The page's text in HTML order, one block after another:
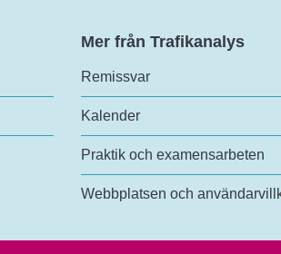
Mer från Trafikanalys
Remissvar
Kalender
Praktik och examensarbeten
Webbplatsen och